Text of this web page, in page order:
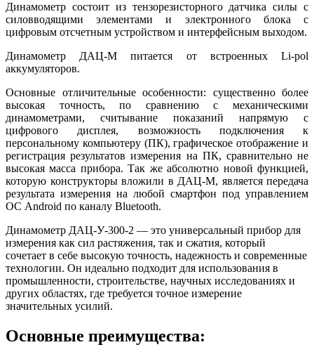
Динамометр состоит из тензорезисторного датчика силы с
силовводящими элементами и электронного блока с
цифровым отсчетным устройством и интерфейсным выходом.
Динамометр ДАЦ-М питается от встроенных Li-pol
аккумуляторов.
Основные отличительные особенности: существенно более
высокая точность, по сравнению с механическими
динамометрами, считывание показаний напрямую с
цифрового дисплея, возможность подключения к
персональному компьютеру (ПК), графическое отображение и
регистрация результатов измерения на ПК, сравнительно не
высокая масса прибора. Так же абсолютно новой функцией,
которую конструкторы вложили в ДАЦ-М, является передача
результата измерения на любой смартфон под управлением
ОС Android по каналу Bluetooth.
Динамометр ДАЦ-У-300-2 — это универсальный прибор для
измерения как сил растяжения, так и сжатия, который
сочетает в себе высокую точность, надежность и современные
технологии. Он идеально подходит для использования в
промышленности, строительстве, научных исследованиях и
других областях, где требуется точное измерение
значительных усилий.
Основные преимущества: